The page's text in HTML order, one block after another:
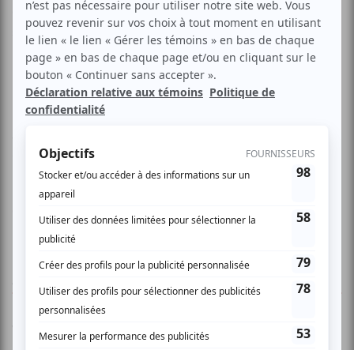
Chaque mercredi vous avez rendez-vous pour la nouvelle
soirée d'humour "in" en ville!
Isabelle Gauthier accueillera pour vous 4 humoristes.
L'humour de la relève à son meilleur! Et elle présentera une
2009).
AUCUN COMMENTAIRE
Vous devez être connecté pour